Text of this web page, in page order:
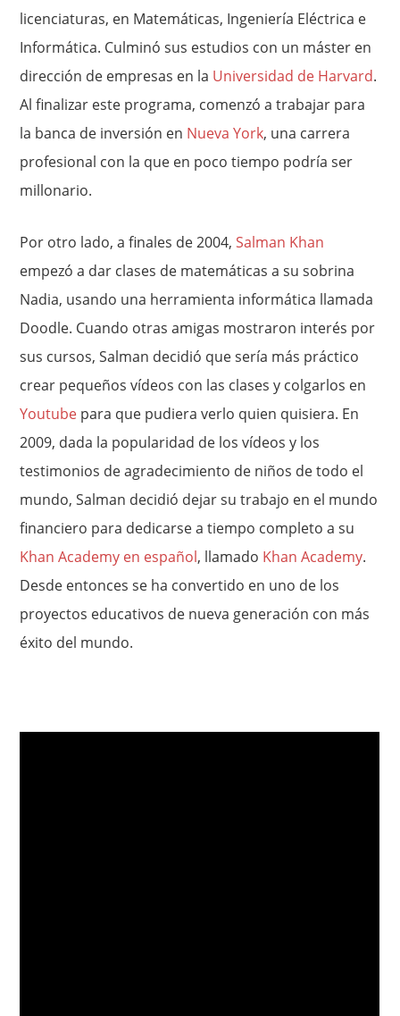
licenciaturas, en Matemáticas, Ingeniería Eléctrica e
Informática. Culminó sus estudios con un máster en
dirección de empresas en la Universidad de Harvard.
Al finalizar este programa, comenzó a trabajar para
la banca de inversión en Nueva York, una carrera
profesional con la que en poco tiempo podría ser
millonario.
Por otro lado, a finales de 2004,Salman Khan
empezó a dar clases de matemáticas a su sobrina
Nadia, usando una herramienta informática llamada
Doodle. Cuando otras amigas mostraron interés por
sus cursos, Salman decidió que sería más práctico
crear pequeños vídeos con las clases y colgarlos en
Youtube para que pudiera verlo quien quisiera. En
2009, dada la popularidad de los vídeos y los
testimonios de agradecimiento de niños de todo el
mundo, Salman decidió dejar su trabajo en el mundo
financiero para dedicarse a tiempo completo a su
Khan Academy en español, llamado Khan Academy.
Desde entonces se ha convertido en uno de los
proyectos educativos de nueva generación con más
éxito del mundo.